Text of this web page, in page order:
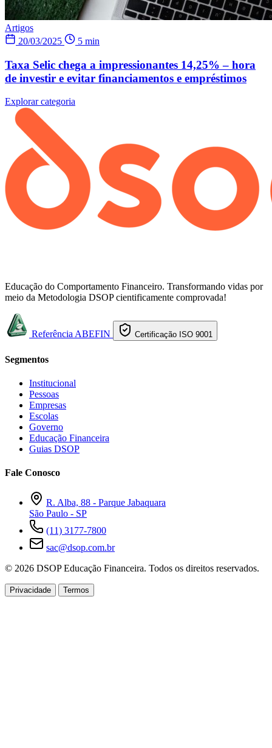
Artigos
20/03/2025
5 min
Taxa Selic chega a impressionantes 14,25% – hora
de investir e evitar financiamentos e empréstimos
Explorar categoria
Educação do Comportamento Financeiro. Transformando vidas por
meio da Metodologia DSOP cientificamente comprovada!
Referência ABEFIN Certificação ISO 9001
Segmentos
Institucional
Pessoas
Empresas
Escolas
Governo
Educação Financeira
Guias DSOP
Fale Conosco
R. Alba, 88 - Parque Jabaquara
São Paulo - SP
(11) 3177-7800
sac@dsop.com.br
© 2026 DSOP Educação Financeira. Todos os direitos reservados.
Privacidade Termos